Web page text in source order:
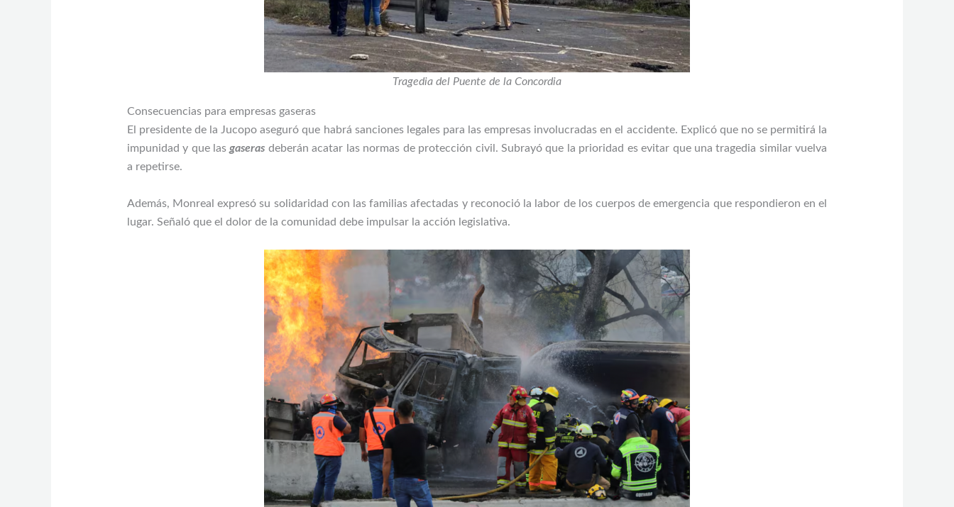
Tragedia del Puente de la Concordia
Consecuencias para empresas gaseras
El presidente de la Jucopo aseguró que habrá sanciones legales para las empresas involucradas en el accidente. Explicó que no se permitirá la
impunidad y que lasgaseras deberán acatar las normas de protección civil. Subrayó que la prioridad es evitar que una tragedia similar vuelva
a repetirse.
Además, Monreal expresó su solidaridad con las familias afectadas y reconoció la labor de los cuerpos de emergencia que respondieron en el
lugar. Señaló que el dolor de la comunidad debe impulsar la acción legislativa.